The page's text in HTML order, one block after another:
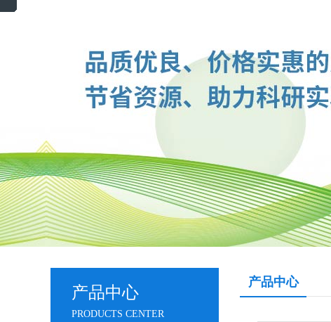
产品中心
PRODUCTS CENTER
产品中心